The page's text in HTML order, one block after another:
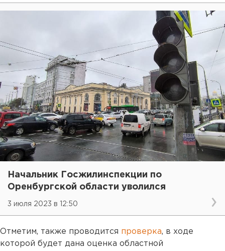
Начальник Госжилинспекции по
Оренбургской области уволился
3 июля 2023 в 12:50
Отметим, также проводится проверка, в ходе
которой будет дана оценка областной